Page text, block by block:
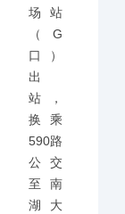
场站
（G
口）
出
站，
换乘
590路
公交
至南
湖大